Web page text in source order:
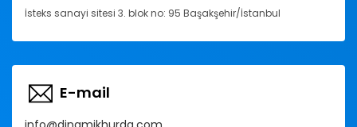
İsteks sanayi sitesi 3. blok no: 95 Başakşehir/İstanbul
E-mail